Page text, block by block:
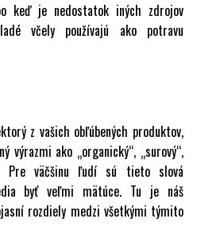
keď je nedostatok iných zdrojov
včely používajú ako potravu
z vašich obľúbených produktov,
výrazmi ako „organický“, „surový“,
Pre väčšinu ľudí sú tieto slová
byť veľmi mätúce. Tu je náš
rozdiely medzi všetkými týmito